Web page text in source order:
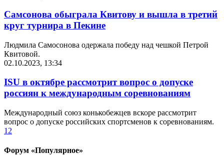
Самсонова обыграла Квитову и вышла в третий
круг турнира в Пекине
Людмила Самосонова одержала победу над чешкой Петрой
Квитовой.
02.10.2023, 13:34
ISU в октябре рассмотрит вопрос о допуске
россиян к международным соревнованиям
Международный союз конькобежцев вскоре рассмотрит
вопрос о допуске российских спортсменов к соревнованиям.
1 2
Форум «Популярное»